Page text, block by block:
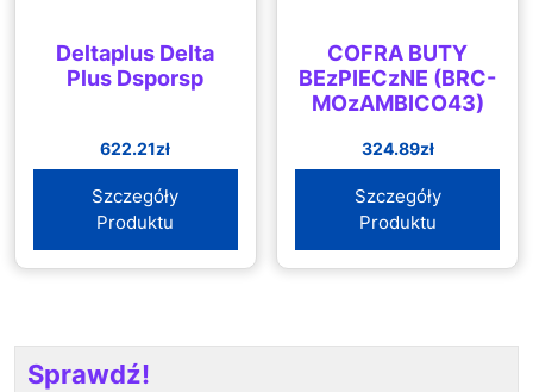
Deltaplus Delta
Plus Dsporsp
622.21zł
Szczegóły
Produktu
COFRA BUTY
BEzPIECzNE (BRC-
MOzAMBICO43)
324.89zł
Szczegóły
Produktu
Sprawdź!